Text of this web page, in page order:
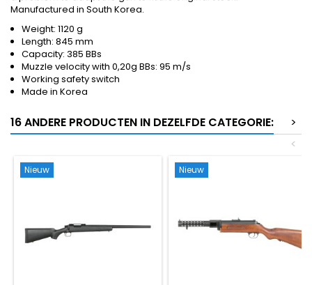
Manufactured in South Korea.
Weight: 1120 g
Length: 845 mm
Capacity: 385 BBs
Muzzle velocity with 0,20g BBs: 95 m/s
Working safety switch
Made in Korea
16 ANDERE PRODUCTEN IN DEZELFDE CATEGORIE:
>
<
Nieuw Nieuw